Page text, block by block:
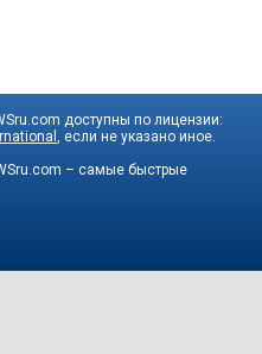
доступны по лицензии:
, если не указано иное.
– самые быстрые